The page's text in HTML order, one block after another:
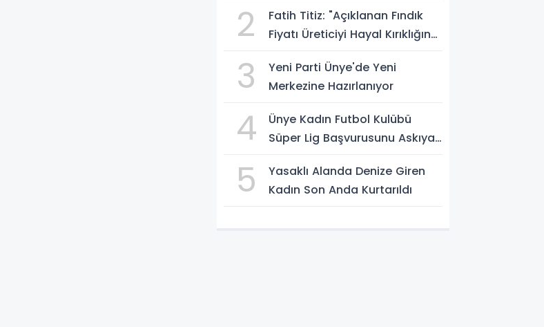
2
Fatih Titiz: "Açıklanan Fındık
Fiyatı Üreticiyi Hayal Kırıklığına
3
Yeni Parti Ünye'de Yeni
Merkezine Hazırlanıyor
4
Ünye Kadın Futbol Kulübü
Süper Lig Başvurusunu Askıya
5
Yasaklı Alanda Denize Giren
Kadın Son Anda Kurtarıldı